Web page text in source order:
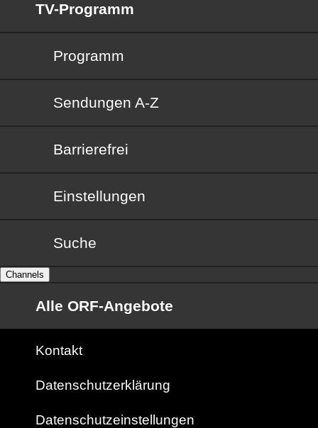
TV-Programm
Programm
Sendungen von A bis Z
Sendungen A-Z
Barrierefrei
Barrierefrei
Einstellungen
Suche
Channels
Alle ORF-Angebote
Kontakt
Datenschutzerklärung
Datenschutzeinstellungen